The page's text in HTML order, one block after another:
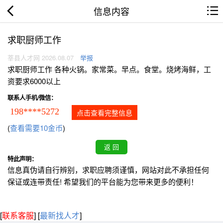
信息内容
求职厨师工作
莘县人才网 2026.08.07 举报
求职厨师工作 各种火锅。家常菜。早点。食堂。烧烤海鲜，工
资要求6000以上
联系人手机/微信：
198****5272 点击查看完整信息
(查看需要10金币)
特此声明：
信息真伪请自行辨别，求职应聘须谨慎，网站对此不承担任何
保证或连带责任! 希望我们的平台能为您带来更多的便利！
[联系客服] [最新找人才]